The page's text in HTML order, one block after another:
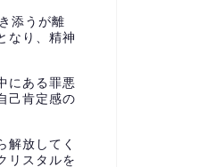
添うが離
なり、精神
にある罪悪
己肯定感の
解放してく
リスタルを